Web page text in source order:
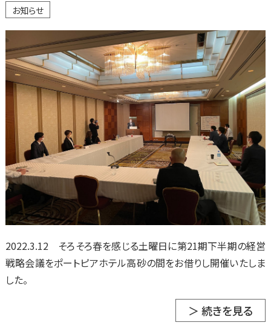
お知らせ
2022.3.12 そろそろ春を感じる土曜日に第21期下半期の経営
戦略会議をポートピアホテル高砂の間をお借りし開催いたしま
した。
＞ 続きを見る